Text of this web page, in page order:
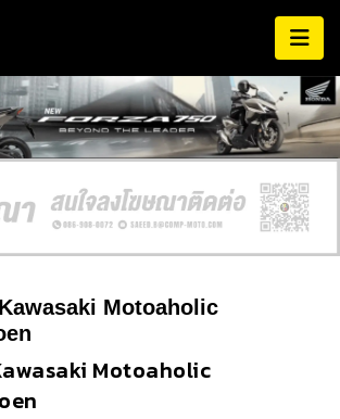
Motoaholic
Motoaholic